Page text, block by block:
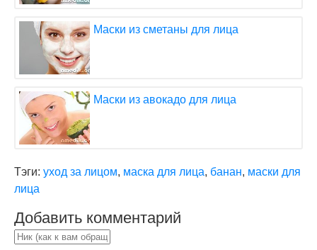
Маски из сметаны для лица
Маски из авокадо для лица
Тэги: уход за лицом, маска для лица, банан, маски для
лица
Добавить комментарий